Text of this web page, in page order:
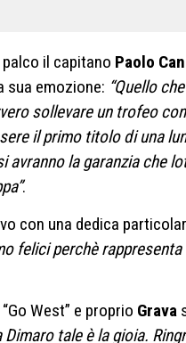
il capitano Paolo
sua emozione: “Quello
sollevare un trofeo
il primo titolo di una
la garanzia che
.
con una dedica
felici perchè
West” e proprio Grava
Dimaro tale è la gioia.